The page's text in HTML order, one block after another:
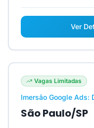
Ver
Vagas Limitadas
Imersão Google Ads:
São Paulo/SP